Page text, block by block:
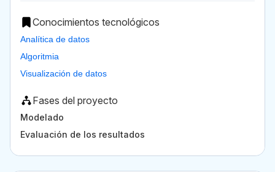
Conocimientos tecnológicos
Analítica de datos
Algoritmia
Visualización de datos
Fases del proyecto
Modelado
Evaluación de los resultados